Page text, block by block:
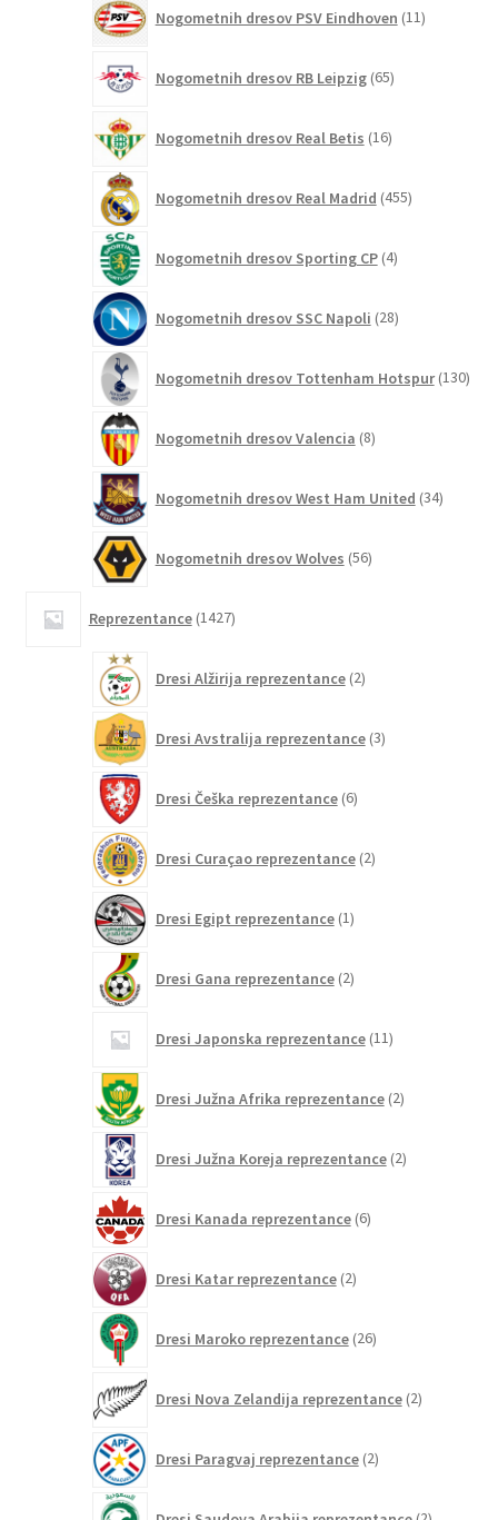
Nogometnih dresov PSV Eindhoven 11izdelkov
Nogometnih dresov RB Leipzig 65izdelkov
Nogometnih dresov Real Betis 16izdelkov
Nogometnih dresov Real Madrid 455izdelkov
Nogometnih dresov Sporting CP 4izdelki
Nogometnih dresov SSC Napoli 28izdelkov
Nogometnih dresov Tottenham Hotspur 130
Nogometnih dresov Valencia 8izdelkov
Nogometnih dresov West Ham United 34izdelkov
Nogometnih dresov Wolves 56izdelkov
Reprezentance 1427izdelkov
Dresi Alžirija reprezentance 2izdelka
Dresi Avstralija reprezentance 3izdelki
Dresi Češka reprezentance 6izdelkov
Dresi Curaçao reprezentance 2izdelka
Dresi Egipt reprezentance 1izdelek
Dresi Gana reprezentance 2izdelka
Dresi Japonska reprezentance 11izdelkov
Dresi Južna Afrika reprezentance 2izdelka
Dresi Južna Koreja reprezentance 2izdelka
Dresi Kanada reprezentance 6izdelkov
Dresi Katar reprezentance 2izdelka
Dresi Maroko reprezentance 26izdelkov
Dresi Nova Zelandija reprezentance 2izdelka
Dresi Paragvaj reprezentance 2izdelka